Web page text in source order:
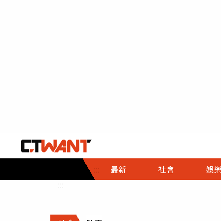
::: 最新 社會
社會首頁
時事
調查
娛樂
娛樂首頁
即時
財經首頁
熱線
政